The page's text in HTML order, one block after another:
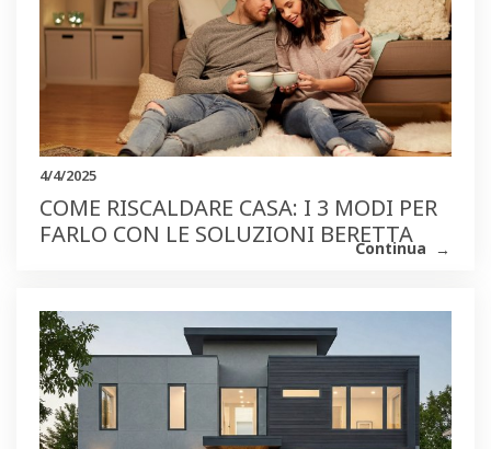
4/4/2025
COME RISCALDARE CASA: I 3 MODI PER
FARLO CON LE SOLUZIONI BERETTA
Continua